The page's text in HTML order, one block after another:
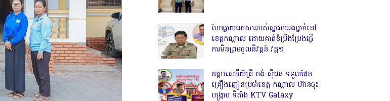
បែកធ្លាយឯកសាររបស់ស្នងការរងម្នាក់នៅ
ខេត្តកណ្ដាល ដោយគាត់ខំប្រឹងប្រែងធ្វើ
ការមិនព្រមចូលនិវត្តន៍ វគ្គ១
ឧត្តមសេនីយ៍ត្រី គង់ ស៊ីដន ទទួលផែន
គ្រឿងញៀនប្រចាំខេត្ត កណ្តាល ហ៊ានចុះ
បង្ក្រាប ទីតាំង KTV Galaxy